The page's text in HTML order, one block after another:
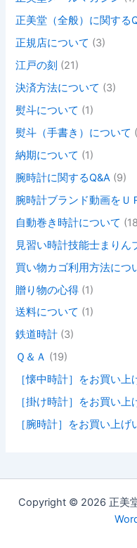
正美堂（全般）に関する
正規店について (3)
江戸の刻 (21)
決済方法について (3)
熨斗について (1)
熨斗（手書き）について
納期について (1)
腕時計に関するQ&A (9)
腕時計ブランド動画をＵ
自動巻き時計について
見習い時計技能士まりん
買い物カゴ利用方法につ
贈り物の心得 (1)
送料について (1)
鉄道時計 (3)
Ｑ＆Ａ (19)
［懐中時計］をお買い
［掛け時計］をお買い
［腕時計］をお買い上
Copyright © 2026 正美